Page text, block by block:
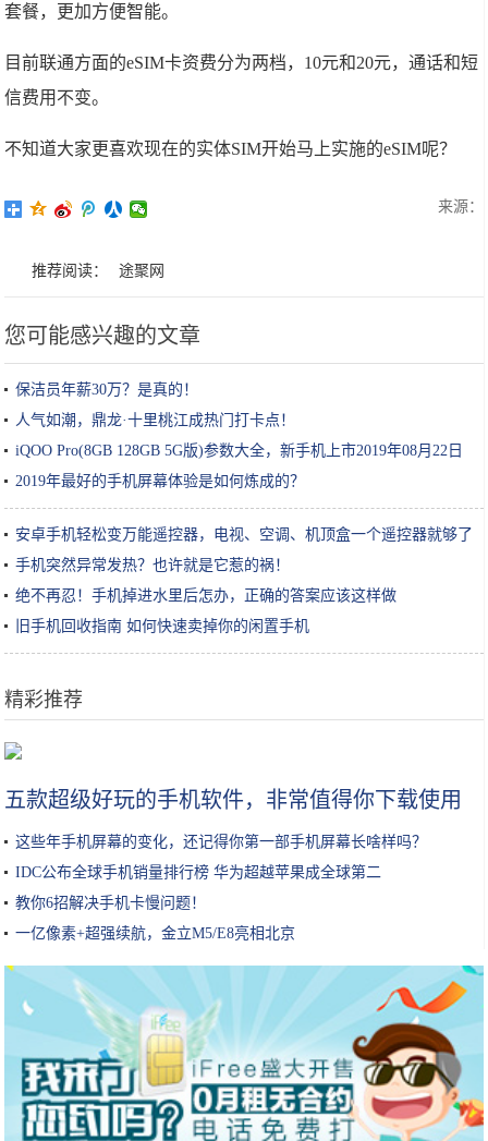
套餐，更加方便智能。
目前联通方面的eSIM卡资费分为两档，10元和20元，通话和短
信费用不变。
不知道大家更喜欢现在的实体SIM开始马上实施的eSIM呢？
来源：
推荐阅读： 途聚网
您可能感兴趣的文章
保洁员年薪30万？是真的！
人气如潮，鼎龙·十里桃江成热门打卡点！
iQOO Pro(8GB 128GB 5G版)参数大全，新手机上市2019年08月22日
2019年最好的手机屏幕体验是如何炼成的？
安卓手机轻松变万能遥控器，电视、空调、机顶盒一个遥控器就够了
手机突然异常发热？也许就是它惹的祸！
绝不再忍！手机掉进水里后怎办，正确的答案应该这样做
旧手机回收指南 如何快速卖掉你的闲置手机
精彩推荐
五款超级好玩的手机软件，非常值得你下载使用
这些年手机屏幕的变化，还记得你第一部手机屏幕长啥样吗？
IDC公布全球手机销量排行榜 华为超越苹果成全球第二
教你6招解决手机卡慢问题！
一亿像素+超强续航，金立M5/E8亮相北京